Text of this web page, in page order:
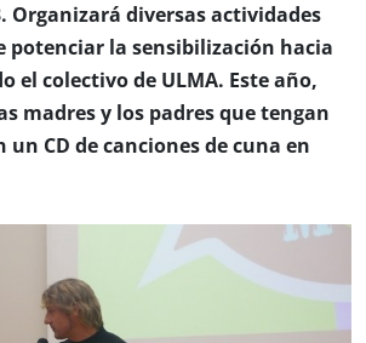
Organizará diversas actividades
potenciar la sensibilización hacia
el colectivo de ULMA. Este año,
madres y los padres que tengan
un CD de canciones de cuna en